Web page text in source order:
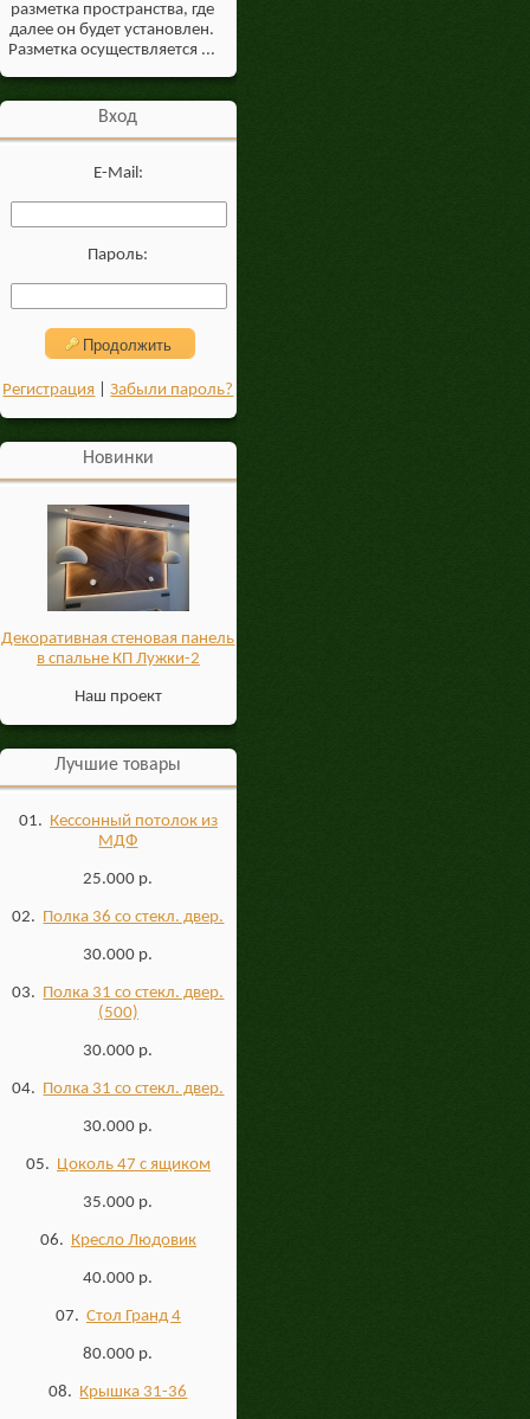
разметка пространства, где
далее он будет установлен.
Разметка осуществляется ...
Вход
E-Mail:
Пароль:
Продолжить
Регистрация |Забыли пароль?
Новинки
Декоративная стеновая панель
в спальне КП Лужки-2
Наш проект
Лучшие товары
01. Кессонный потолок из
МДФ
25.000 р.
02. Полка 36 со стекл. двер.
30.000 р.
03. Полка 31 со стекл. двер.
(500)
30.000 р.
04. Полка 31 со стекл. двер.
30.000 р.
05. Цоколь 47 с ящиком
35.000 р.
06. Кресло Людовик
40.000 р.
07. Стол Гранд 4
80.000 р.
08. Крышка 31-36